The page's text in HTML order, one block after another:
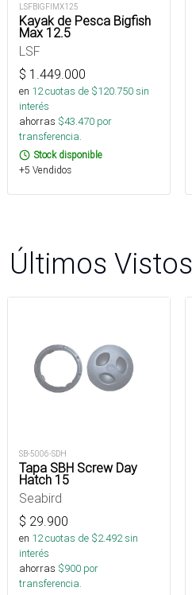
LSFBIGFIMX125
Kayak de Pesca Bigfish
Max 12.5
LSF
$ 1.449.000
en 12cuotas de $120.750sin
interés
ahorras $43.470 por
transferencia.
Stock disponible
+5 Vendidos
Últimos Vistos
SB-5006-SDH
Tapa SBH Screw Day
Hatch 15
Seabird
$ 29.900
en 12cuotas de $2.492sin
interés
ahorras $900 por
transferencia.